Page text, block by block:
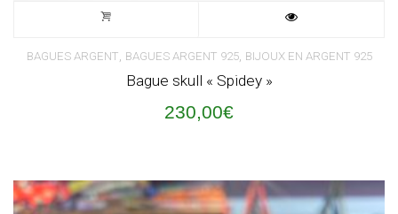
BAGUES ARGENT, BAGUES ARGENT 925, BIJOUX EN ARGENT 925
Bague skull « Spidey »
230,00€